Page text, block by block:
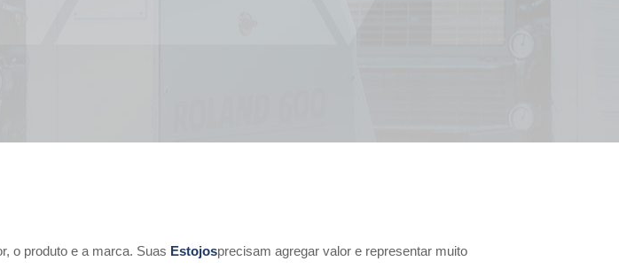
o produto e a marca. Suas Estojosprecisam agregar valor e representar muito